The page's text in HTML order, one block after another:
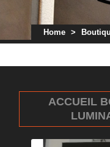
Home >
ACCUEIL